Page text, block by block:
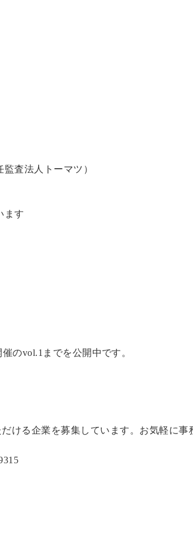
査法人トーマツ）
ます
のvol.1までを公開中です。
ける企業を募集しています。お気軽に事